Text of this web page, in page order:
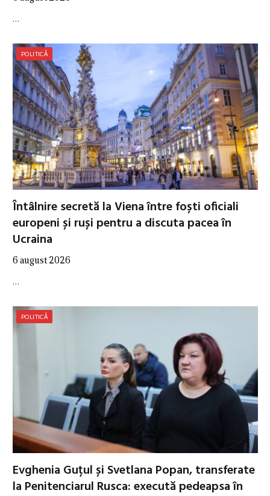
…
POLITICĂ
Întâlnire secretă la Viena între foști oficiali
europeni și ruși pentru a discuta pacea în
Ucraina
6 august 2026
…
POLITICĂ
Evghenia Guțul și Svetlana Popan, transferate
la Penitenciarul Rusca: execută pedeapsa în